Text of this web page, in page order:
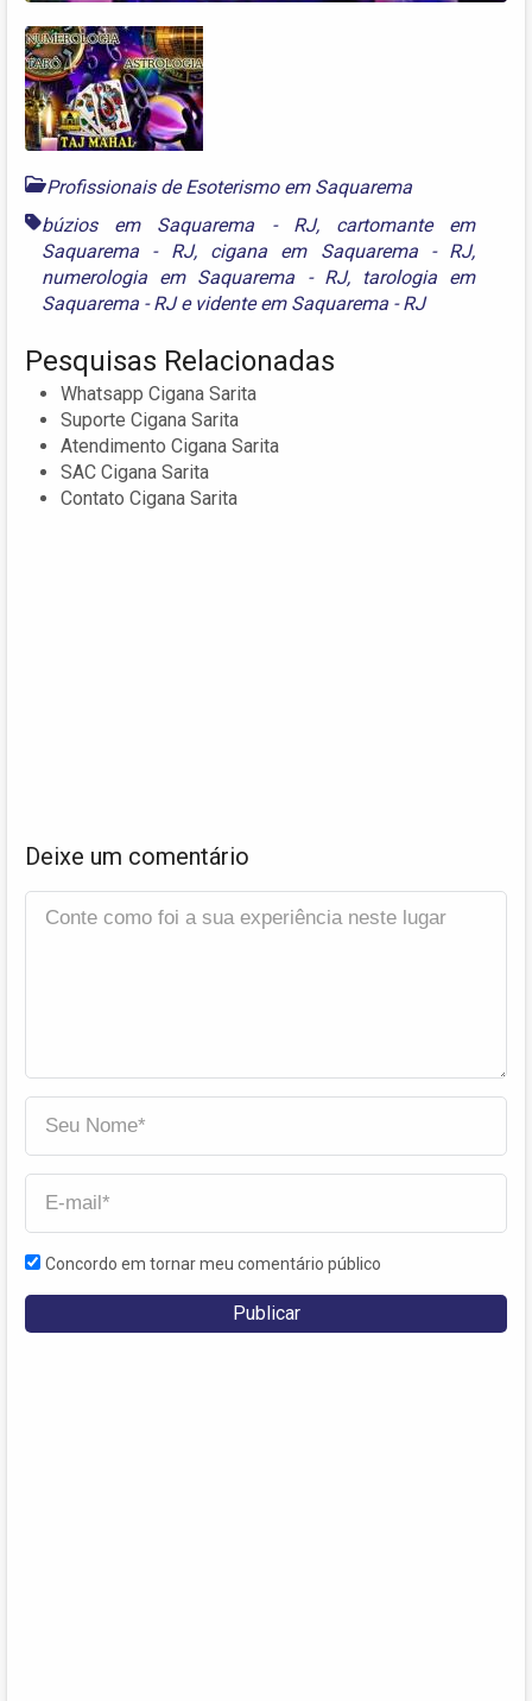
Profissionais de Esoterismo em Saquarema
búzios em Saquarema - RJ, cartomante em
Saquarema - RJ, cigana em Saquarema - RJ,
numerologia em Saquarema - RJ, tarologia em
Saquarema - RJe vidente em Saquarema - RJ
Pesquisas Relacionadas
Whatsapp Cigana Sarita
Suporte Cigana Sarita
Atendimento Cigana Sarita
SAC Cigana Sarita
Contato Cigana Sarita
Deixe um comentário
Concordo em tornar meu comentário público